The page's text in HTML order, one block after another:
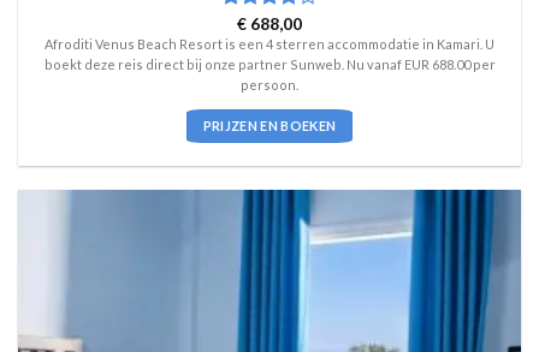
Waardering
4uit 5
€ 688,00
Afroditi Venus Beach Resort is een 4 sterren accommodatie in Kamari. U
boekt deze reis direct bij onze partner Sunweb. Nu vanaf EUR 688.00 per
persoon.
PRIJZEN EN BOEKEN